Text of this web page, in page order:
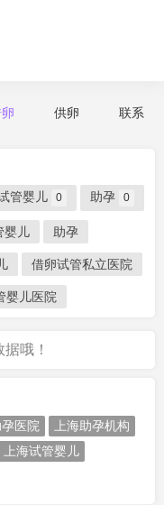
供卵 联系
管婴儿 0 助孕 0
婴儿 助孕
借卵试管私立医院
婴儿医院
哦！
孕医院
上海助孕机构
上海试管婴儿